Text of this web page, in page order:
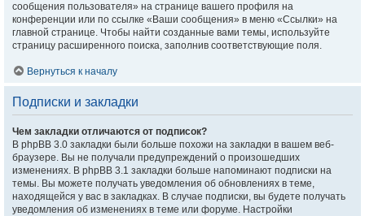
сообщения пользователя» на странице вашего профиля на
конференции или по ссылке «Ваши сообщения» в меню «Ссылки» на
главной странице. Чтобы найти созданные вами темы, используйте
страницу расширенного поиска, заполнив соответствующие поля.
Вернуться к началу
Подписки и закладки
Чем закладки отличаются от подписок?
В phpBB 3.0 закладки были больше похожи на закладки в вашем веб-
браузере. Вы не получали предупреждений о произошедших
изменениях. В phpBB 3.1 закладки больше напоминают подписки на
темы. Вы можете получать уведомления об обновлениях в теме,
находящейся у вас в закладках. В случае подписки, вы будете получать
уведомления об изменениях в теме или форуме. Настройки